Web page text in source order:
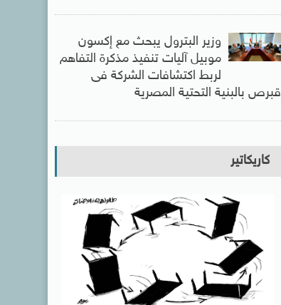
وزير البترول يبحث مع إكسون
موبيل آليات تنفيذ مذكرة التفاهم
لربط اكتشافات الشركة فى
قبرص بالبنية التحتية المصرية
كاريكاتير